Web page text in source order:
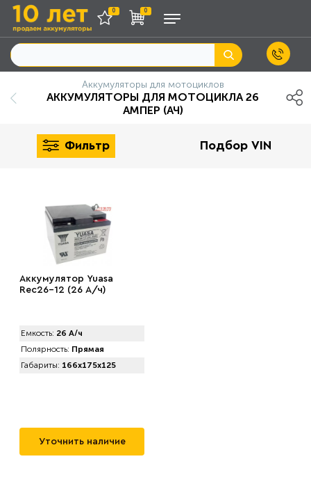
0 0
Аккумуляторы для мотоциклов
АККУМУЛЯТОРЫ ДЛЯ МОТОЦИКЛА 26
АМПЕР (АЧ)
Фильтр Подбор VIN
Аккумулятор Yuasa
Rec26-12 (26 А/ч)
Емкость: 26 А/ч
Полярность: Прямая
Габариты: 166x175x125
Уточнить наличие